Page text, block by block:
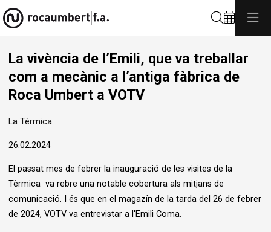
La vivència de l’Emili, que va treballar
com a mecànic a l’antiga fàbrica de
Roca Umbert a VOTV
La Tèrmica
26.02.2024
El passat mes de febrer la inauguració de les visites de la
Tèrmica va rebre una notable cobertura als mitjans de
comunicació. I és que en el magazín de la tarda del 26 de febrer
de 2024, VOTV va entrevistar a l'Emili Coma.